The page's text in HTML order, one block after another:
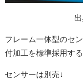
出
フレーム一体型のセ
付加工を標準採用す
センサーは別売↓